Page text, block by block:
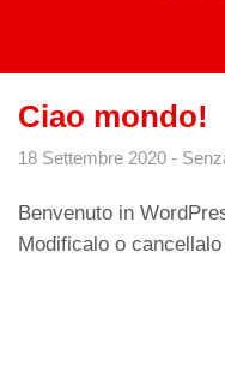
Ciao mondo!
18 Settembre 2020
Benvenuto in
Modificalo o